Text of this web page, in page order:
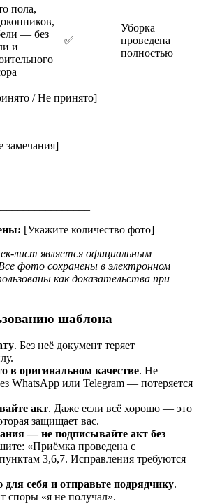
пола,
— без
и
✅
Уборка
проведена
полностью
/ Не принято]
замечания]
[Укажите количество фото]
лист является официальным
фото сохранены в электронном
как доказательства при
шаблона
. Без неё документ теряет
в оригинальном качестве. Не
WhatsApp или Telegram — потеряется
акт. Даже если всё хорошо — это
защищает вас.
— не подписывайте акт без
«Приёмка проведена с
3,6,7. Исправления требуются
себя и отправьте подрядчику.
споры «я не получал».